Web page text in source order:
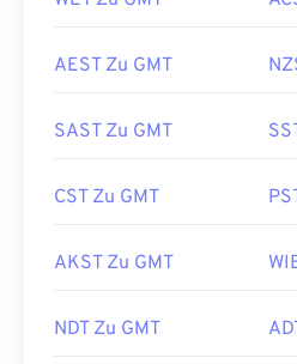
AEST Zu GMT
SAST Zu GMT
CST Zu GMT
AKST Zu GMT
NDT Zu GMT